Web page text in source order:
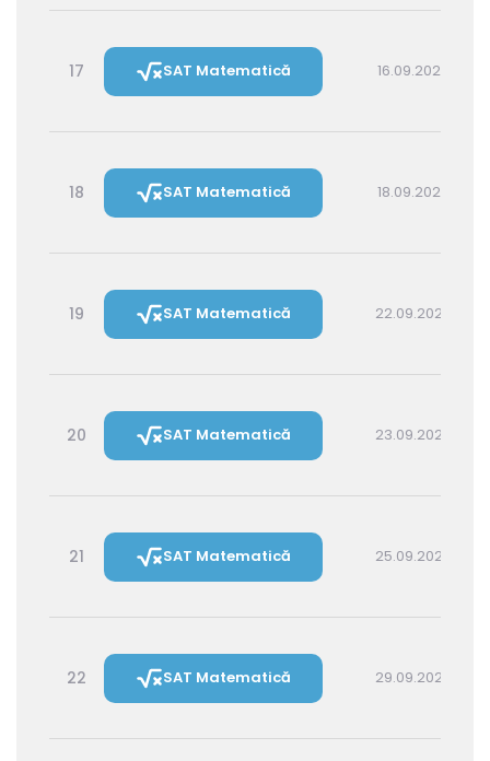
17 SAT Matematică 16.09.2026 14:30
18 SAT Matematică 18.09.2026 16:00
19 SAT Matematică 22.09.2026 16:00
20 SAT Matematică 23.09.2026 14:30
21 SAT Matematică 25.09.2026 16:00
22 SAT Matematică 29.09.2026 16:00